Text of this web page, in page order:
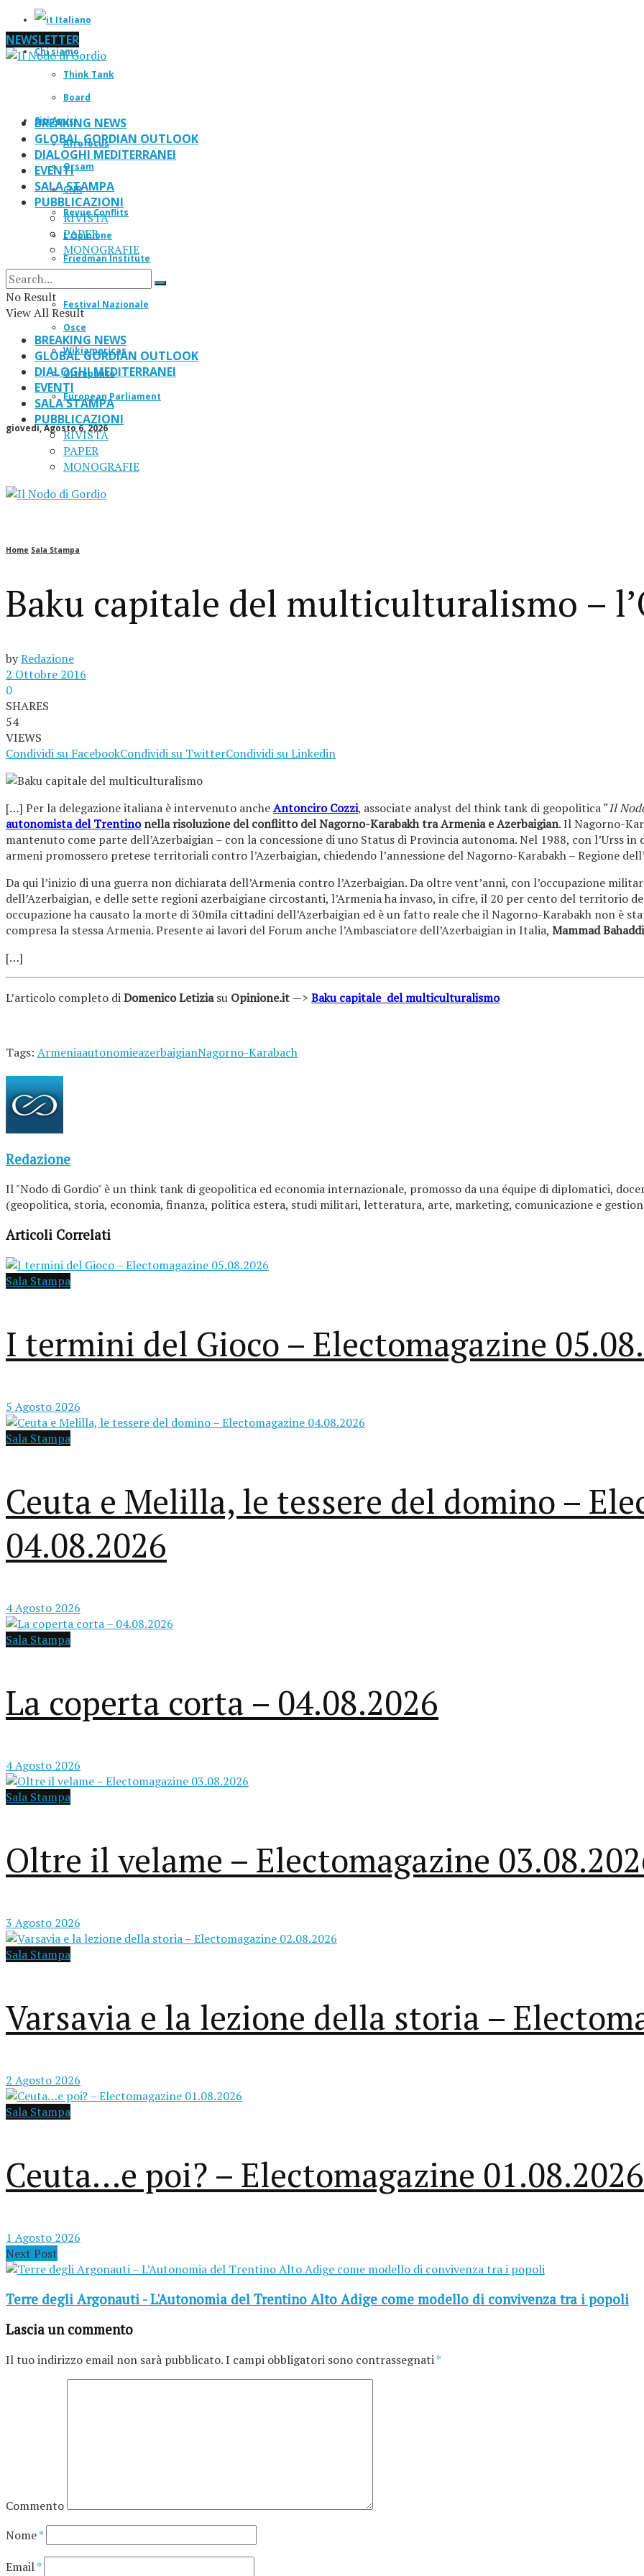
Italiano
Chi siamo
Think Tank
Board
Siti Amici
Afrofocus
Orsam
CNR
Revue Conflits
L’Opinione
Friedman Institute
Festival Nazionale
Osce
Wikiamericas
Oltrepanto
European Parliament
giovedì, Agosto 6, 2026
NEWSLETTER
BREAKING NEWS
GLOBAL GORDIAN OUTLOOK
DIALOGHI MEDITERRANEI
EVENTI
SALA STAMPA
PUBBLICAZIONI
RIVISTA
PAPER
MONOGRAFIE
No Result
View All Result
BREAKING NEWS
GLOBAL GORDIAN OUTLOOK
DIALOGHI MEDITERRANEI
EVENTI
SALA STAMPA
PUBBLICAZIONI
RIVISTA
PAPER
MONOGRAFIE
Home Sala Stampa
Baku capitale del multiculturalismo –
byRedazione
2 Ottobre 2016
0
SHARES
54
VIEWS
Condividi su FacebookCondividi su TwitterCondividi su Linkedin
[…] Per la delegazione italiana è intervenuto ancheAntonciro Cozzi, associate analyst del think tank di geopolitica “Il
autonomista del Trentinonella risoluzione del conflitto del Nagorno-Karabakh tra Armenia e Azerbaigian. Il Nagorno-
mantenuto come parte dell’Azerbaigian – con la concessione di uno Status di Provincia autonoma. Nel 1988, con l’Urss
armeni promossero pretese territoriali contro l’Azerbaigian, chiedendo l’annessione del Nagorno-Karabakh – Regione
Da qui l’inizio di una guerra non dichiarata dell’Armenia contro l’Azerbaigian. Da oltre vent’anni, con l’occupazione
dell’Azerbaigian, e delle sette regioni azerbaigiane circostanti, l’Armenia ha invaso, in cifre, il 20 per cento del territorio
occupazione ha causato la morte di 30mila cittadini dell’Azerbaigian ed è un fatto reale che il Nagorno-Karabakh non è
compresa la stessa Armenia. Presente ai lavori del Forum anche l’Ambasciatore dell’Azerbaigian in Italia, Mammad
[…]
L’articolo completo diDomenico Letiziasu Opinione.it—> Baku capitale del multiculturalismo
Tags: ArmeniaautonomieazerbaigianNagorno-Karabach
Redazione
Il "Nodo di Gordio" è un think tank di geopolitica ed economia internazionale, promosso da una équipe di diplomatici,
(geopolitica, storia, economia, finanza, politica estera, studi militari, letteratura, arte, marketing, comunicazione e
Articoli Correlati
Sala Stampa
I termini del Gioco – Electomagazine
5 Agosto 2026
Sala Stampa
Ceuta e Melilla, le tessere del domino –
04.08.2026
4 Agosto 2026
Sala Stampa
La coperta corta – 04.08.2026
4 Agosto 2026
Sala Stampa
Oltre il velame – Electomagazine
3 Agosto 2026
Sala Stampa
Varsavia e la lezione della storia –
2 Agosto 2026
Sala Stampa
Ceuta…e poi? – Electomagazine 01.08.2026
1 Agosto 2026
Next Post
Terre degli Argonauti - L'Autonomia del Trentino Alto Adige come modello di convivenza tra i popoli
Lascia un commento
Il tuo indirizzo email non sarà pubblicato.I campi obbligatori sono contrassegnati*
Commento
Nome*
Email*